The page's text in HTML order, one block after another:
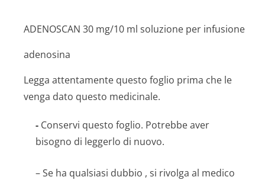
ADENOSCAN 30 mg/10 ml soluzione per infusione
adenosina
Legga attentamente questo foglio prima che le
venga dato questo medicinale.
- Conservi questo foglio. Potrebbe aver
bisogno di leggerlo di nuovo.
– Se ha qualsiasi dubbio , si rivolga al medico